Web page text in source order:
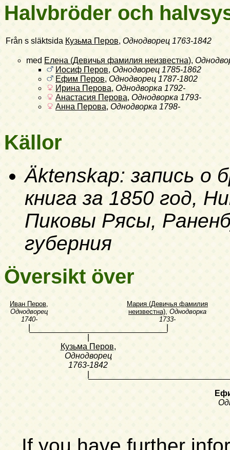
Halvbröder och
Från s släktsida Кузьма Перов, Однодворец 1763-1842
med Елена (Девичья фамилия неизвестна),
Иосиф Перов, Однодворец 1785-1862
Ефим Перов, Однодворец 1787-1802
Ирина Перова, Однодворка 1792-
Анастасия Перова, Однодворка 1793-
Анна Перова, Однодворка 1798-
Källor
Äktenskap: запись о
книга за 1850 год,
Пиковы Рясы,
губерния
Översikt över
Иван Перов
Однодворец
1740-
Мария (Девичья фамилия
неизвестна) Однодворка
1733-
Кузьма Перов,
Однодворец
1763-1842
If you have further